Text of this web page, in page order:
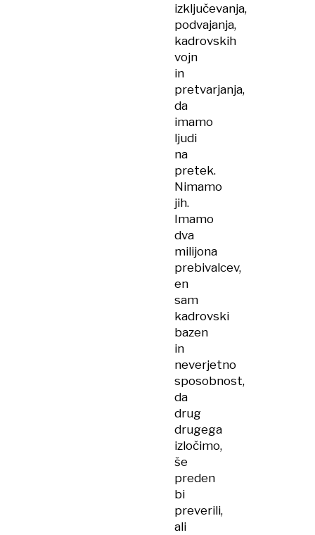
izključevanja,
podvajanja,
kadrovskih
vojn
in
pretvarjanja,
da
imamo
ljudi
na
pretek.
Nimamo
jih.
Imamo
dva
milijona
prebivalcev,
en
sam
kadrovski
bazen
in
neverjetno
sposobnost,
da
drug
drugega
izločimo,
še
preden
bi
preverili,
ali